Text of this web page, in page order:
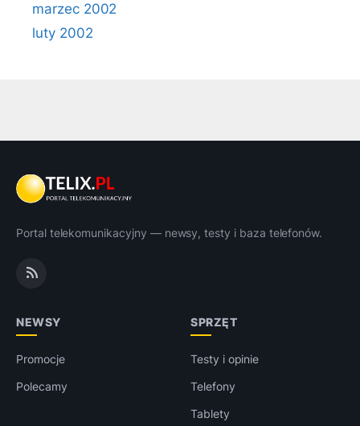
marzec 2002
luty 2002
Portal telekomunikacyjny — newsy, testy i baza telefonów.
NEWSY
Promocje
Polecamy
SPRZĘT
Testy i opinie
Telefony
Tablety